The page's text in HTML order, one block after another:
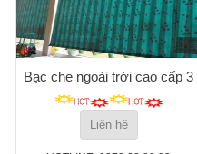
Bạc che ngoài trời cao cấp 3
Liên hệ